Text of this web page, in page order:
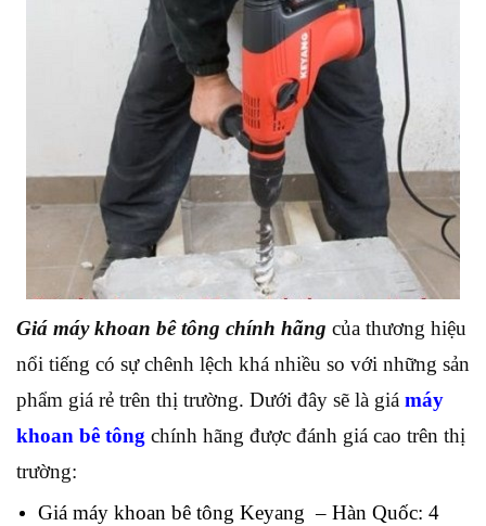
Giá máy khoan bê tông chính hãng của thương hiệu
nổi tiếng có sự chênh lệch khá nhiều so với những sản
phẩm giá rẻ trên thị trường. Dưới đây sẽ là giá máy
khoan bê tông chính hãng được đánh giá cao trên thị
trường:
Giá máy khoan bê tông Keyang – Hàn Quốc: 4